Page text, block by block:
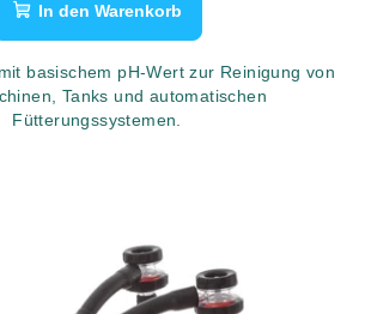
In den Warenkorb
basischem pH-Wert zur Reinigung von
Tanks und automatischen
Fütterungssystemen.